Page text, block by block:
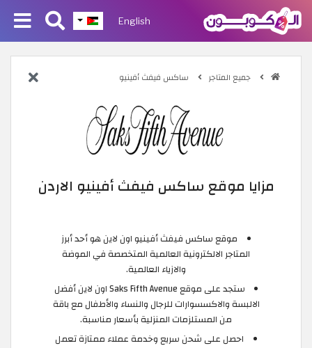
English
جميع المتاجر ساكس فيفث أفينيو
مزايا موقع ساكس فيفث أفينيو الاردن
موقع ساكس فيفث أفينيو اون لاين هو أحد أبرز
المتاجر الالكترونية العالمية المتخصصة في الموضة
والازياء العالمية.
ستجد على موقع Saks Fifth Avenue اون لاين أفضل
الالبسة والاكسسوارات للرجال والنساء والأطفال مع باقة
من المستلزمات المنزلية بأسعار مناسبة.
احصل على شحن سريع وخدمة عملاء ممتازة تعمل